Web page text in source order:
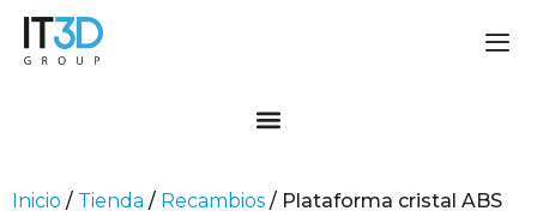
Inicio / Tienda / Recambios / Plataforma cristal ABS